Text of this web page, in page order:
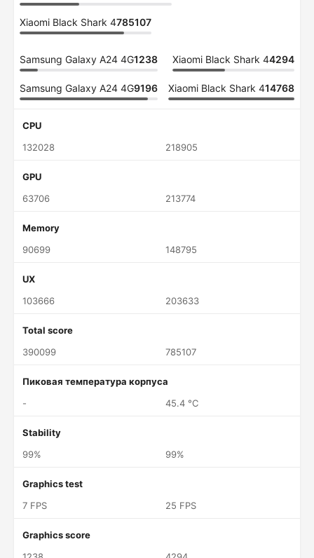
Xiaomi Black Shark 4785107
Samsung Galaxy A24 4G1238 Xiaomi Black Shark 44294
Samsung Galaxy A24 4G9196 Xiaomi Black Shark 414768
CPU
132028
218905
GPU
63706
213774
Memory
90699
148795
UX
103666
203633
Total score
390099
785107
Пиковая температура корпуса
-
45.4 °C
Stability
99%
99%
Graphics test
7 FPS
25 FPS
Graphics score